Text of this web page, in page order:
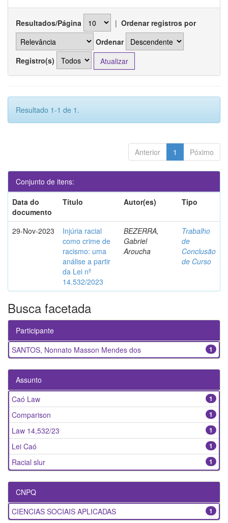
Resultados/Página | Ordenar registros por
Ordenar
Registro(s)
Resultado 1-1 de 1.
Anterior 1 Póximo
Conjunto de itens:
Data do
documento
Título Autor(es) Tipo
29-Nov-2023
Injúria racial
como crime de
racismo: uma
análise a partir
da Lei nº
14.532/2023
BEZERRA,
Gabriel
Aroucha
Trabalho
de
Conclusão
de Curso
Busca facetada
Participante
1
SANTOS, Nonnato Masson Mendes dos
Assunto
1
Caó Law
1
Comparison
1
Law 14,532/23
1
Lei Caó
1
Racial slur
CNPQ
1
CIENCIAS SOCIAIS APLICADAS